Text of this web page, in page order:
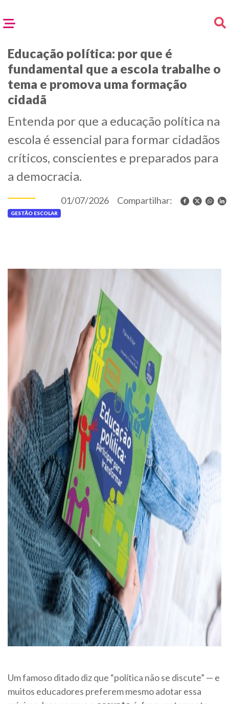
Educação política: por que é
fundamental que a escola trabalhe o
tema e promova uma formação
cidadã
Entenda por que a educação política na
escola é essencial para formar cidadãos
críticos, conscientes e preparados para
a democracia.
GESTÃO ESCOLAR
01/07/2026 Compartilhar:
Um famoso ditado diz que “política não se discute” — e
muitos educadores preferem mesmo adotar essa